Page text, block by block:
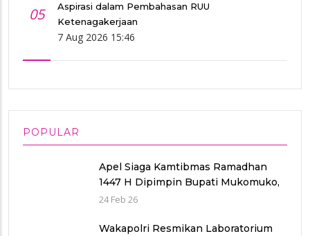
05
Aspirasi dalam Pembahasan RUU
Ketenagakerjaan
7 Aug 2026 15:46
POPULAR
Apel Siaga Kamtibmas Ramadhan
1447 H Dipimpin Bupati Mukomuko,
Fokus Amankan Ibadah Puasa,
24 Feb 26
Wakapolri Resmikan Laboratorium